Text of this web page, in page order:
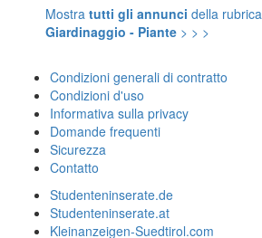
Mostra tutti gli annunci della rubrica
Giardinaggio - Piante > > >
Condizioni generali di contratto
Condizioni d'uso
Informativa sulla privacy
Domande frequenti
Sicurezza
Contatto
Studenteninserate.de
Studenteninserate.at
Kleinanzeigen-Suedtirol.com